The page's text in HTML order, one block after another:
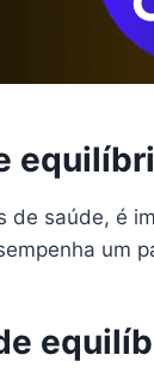
de saúde, é
um